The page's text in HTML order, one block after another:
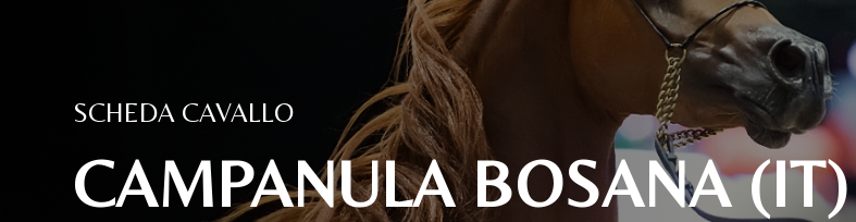
SCHEDA CAVALLO
CAMPANULA BOSANA (IT)